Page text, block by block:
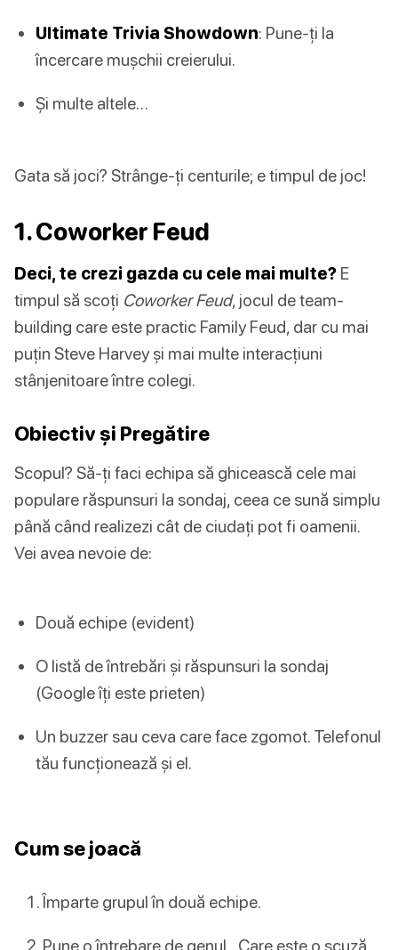
Ultimate Trivia Showdown: Pune-ți la
încercare mușchii creierului.
Și multe altele…
Gata să joci? Strânge-ți centurile; e timpul de joc!
1. Coworker Feud
Deci, te crezi gazda cu cele mai multe? E
timpul să scoți Coworker Feud, jocul de team-
building care este practic Family Feud, dar cu mai
puțin Steve Harvey și mai multe interacțiuni
stânjenitoare între colegi.
Obiectiv și Pregătire
Scopul? Să-ți faci echipa să ghicească cele mai
populare răspunsuri la sondaj, ceea ce sună simplu
până când realizezi cât de ciudați pot fi oamenii.
Vei avea nevoie de:
Două echipe (evident)
O listă de întrebări și răspunsuri la sondaj
(Google îți este prieten)
Un buzzer sau ceva care face zgomot. Telefonul
tău funcționează și el.
Cum se joacă
Împarte grupul în două echipe.
Pune o întrebare de genul „Care este o scuză